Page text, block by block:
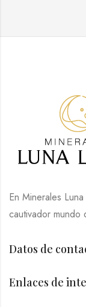
En Minerales
cautivador mundo
Datos de
Enlaces de